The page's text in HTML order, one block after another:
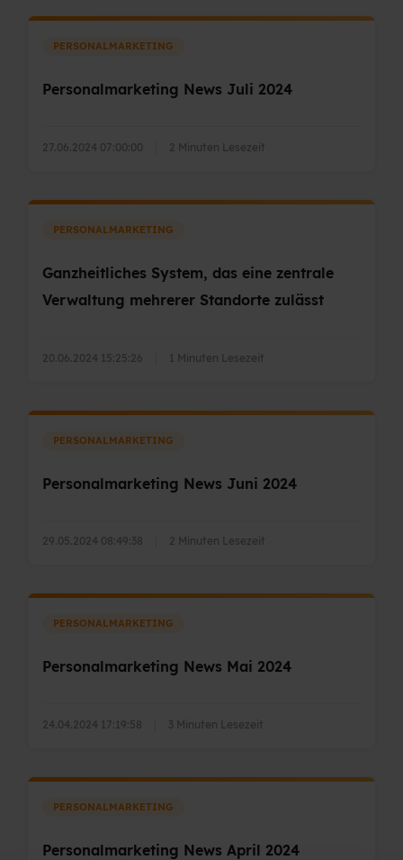
PERSONALMARKETING
Personalmarketing News Juli 2024
27.06.2024 07:00:00 2 Minuten Lesezeit
PERSONALMARKETING
Ganzheitliches System, das eine zentrale
Verwaltung mehrerer Standorte zulässt
20.06.2024 15:25:26 1 Minuten Lesezeit
PERSONALMARKETING
Personalmarketing News Juni 2024
29.05.2024 08:49:38 2 Minuten Lesezeit
PERSONALMARKETING
Personalmarketing News Mai 2024
24.04.2024 17:19:58 3 Minuten Lesezeit
PERSONALMARKETING
Personalmarketing News April 2024